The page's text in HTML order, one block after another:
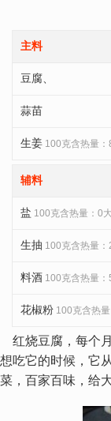
主料
豆腐、
蒜苗
生姜 100克含热量
辅料
盐 100克含热量：0
生抽 100克含热量
料酒 100克含热量
花椒粉 100克含热
红烧豆腐，每个
想吃它的时候，它
菜，百家百味，给